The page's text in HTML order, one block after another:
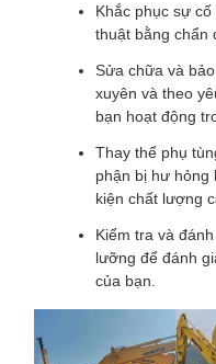
Khắc phục sự
thuật bằng chẩn
Sửa chữa và
xuyên và theo
bạn hoạt động
Thay thế phụ
phận bị hư hỏng
kiện chất lượng
Kiểm tra và
lưỡng để đánh
của bạn.